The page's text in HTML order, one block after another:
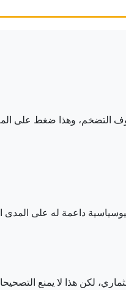
وهذا ضغط على
داعمة له على المدى
لكن هذا لا يمنع